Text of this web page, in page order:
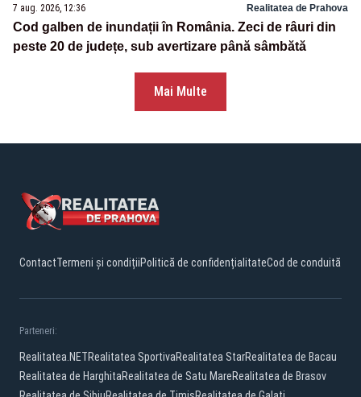
7 aug. 2026, 12:36 Realitatea de Prahova
Cod galben de inundații în România. Zeci de râuri din
peste 20 de județe, sub avertizare până sâmbătă
Mai Multe
ContactTermeni și condițiiPolitică de confidențialitateCod de conduită
Parteneri:
Realitatea.NETRealitatea SportivaRealitatea StarRealitatea de Bacau
Realitatea de HarghitaRealitatea de Satu MareRealitatea de Brasov